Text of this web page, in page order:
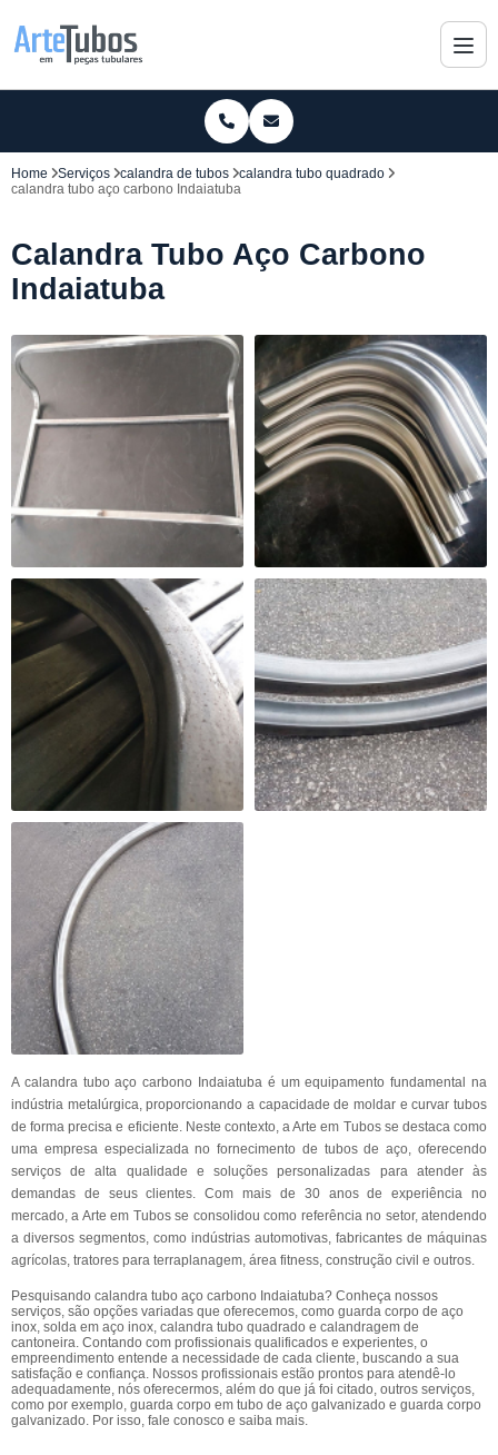
Home Serviços calandra de tubos
calandra tubo quadrado
calandra tubo aço carbono Indaiatuba
Calandra Tubo Aço Carbono
Indaiatuba
A calandra tubo aço carbono Indaiatuba é um equipamento fundamental na
indústria metalúrgica, proporcionando a capacidade de moldar e curvar tubos
de forma precisa e eficiente. Neste contexto, a Arte em Tubos se destaca como
uma empresa especializada no fornecimento de tubos de aço, oferecendo
serviços de alta qualidade e soluções personalizadas para atender às
demandas de seus clientes. Com mais de 30 anos de experiência no
mercado, a Arte em Tubos se consolidou como referência no setor, atendendo
a diversos segmentos, como indústrias automotivas, fabricantes de máquinas
agrícolas, tratores para terraplanagem, área fitness, construção civil e outros.
Pesquisando calandra tubo aço carbono Indaiatuba? Conheça nossos
serviços, são opções variadas que oferecemos, como guarda corpo de aço
inox, solda em aço inox, calandra tubo quadrado e calandragem de
cantoneira. Contando com profissionais qualificados e experientes, o
empreendimento entende a necessidade de cada cliente, buscando a sua
satisfação e confiança. Nossos profissionais estão prontos para atendê-lo
adequadamente, nós oferecermos, além do que já foi citado, outros serviços,
como por exemplo, guarda corpo em tubo de aço galvanizado e guarda corpo
galvanizado. Por isso, fale conosco e saiba mais.